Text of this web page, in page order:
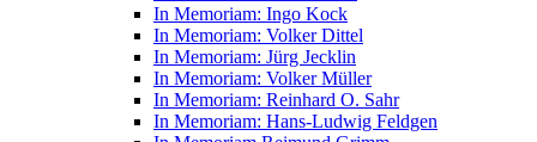
In Memoriam: Ingo Kock
In Memoriam: Volker Dittel
In Memoriam: Jürg Jecklin
In Memoriam: Volker Müller
In Memoriam: Reinhard O. Sahr
In Memoriam: Hans-Ludwig Feldgen